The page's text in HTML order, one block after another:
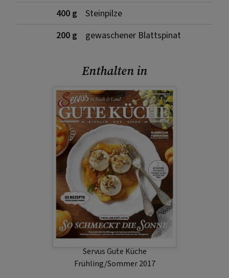
400 g
Steinpilze
200 g
gewaschener Blattspinat
Enthalten in
Servus Gute Küche
Frühling/Sommer 2017